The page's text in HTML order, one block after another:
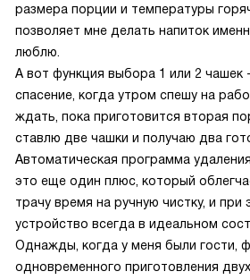
размера порции и температуры
позволяет мне делать напиток
люблю.
А вот функция выбора 1 или 2 чашек
спасение, когда утром спешу на
ждать, пока приготовится вторая
ставлю две чашки и получаю два
Автоматическая программа
это еще один плюс, который
трачу время на ручную чистку, и при
устройство всегда в идеальном
Однажды, когда у меня были гости,
одновременного приготовления